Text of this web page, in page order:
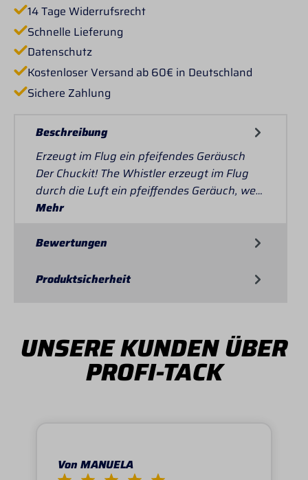
14 Tage Widerrufsrecht
Schnelle Lieferung
Datenschutz
Kostenloser Versand ab 60€ in Deutschland
Sichere Zahlung
Beschreibung
Erzeugt im Flug ein pfeifendes Geräusch
Der Chuckit! The Whistler erzeugt im Flug
durch die Luft ein pfeiffendes Geräuch, we…
Mehr
Bewertungen
Produktsicherheit
UNSERE KUNDEN ÜBER
PROFI-TACK
Von MANUELA